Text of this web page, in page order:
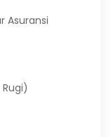
Asuransi